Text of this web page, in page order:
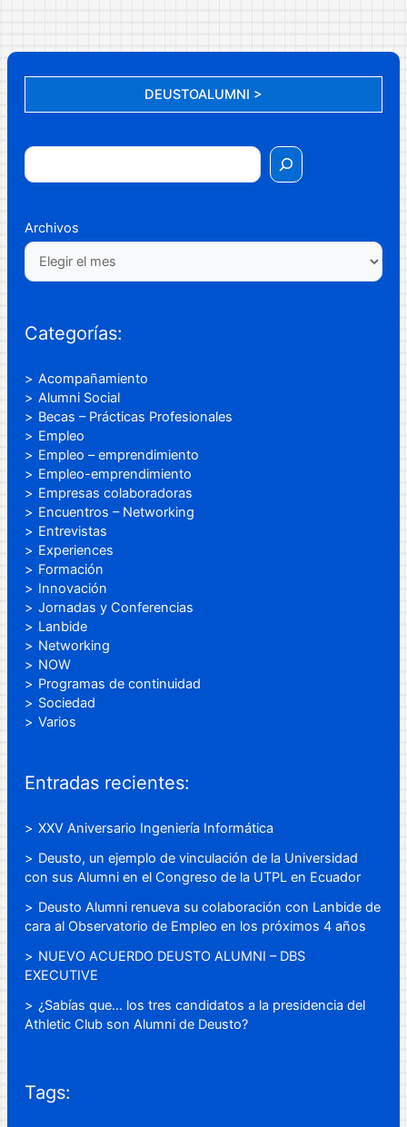
DEUSTOALUMNI >
Archivos
Categorías:
Acompañamiento
Alumni Social
Becas – Prácticas Profesionales
Empleo
Empleo – emprendimiento
Empleo-emprendimiento
Empresas colaboradoras
Encuentros – Networking
Entrevistas
Experiences
Formación
Innovación
Jornadas y Conferencias
Lanbide
Networking
NOW
Programas de continuidad
Sociedad
Varios
Entradas recientes:
XXV Aniversario Ingeniería Informática
Deusto, un ejemplo de vinculación de la Universidad
con sus Alumni en el Congreso de la UTPL en Ecuador
Deusto Alumni renueva su colaboración con Lanbide de
cara al Observatorio de Empleo en los próximos 4 años
NUEVO ACUERDO DEUSTO ALUMNI – DBS
EXECUTIVE
¿Sabías que… los tres candidatos a la presidencia del
Athletic Club son Alumni de Deusto?
Tags: